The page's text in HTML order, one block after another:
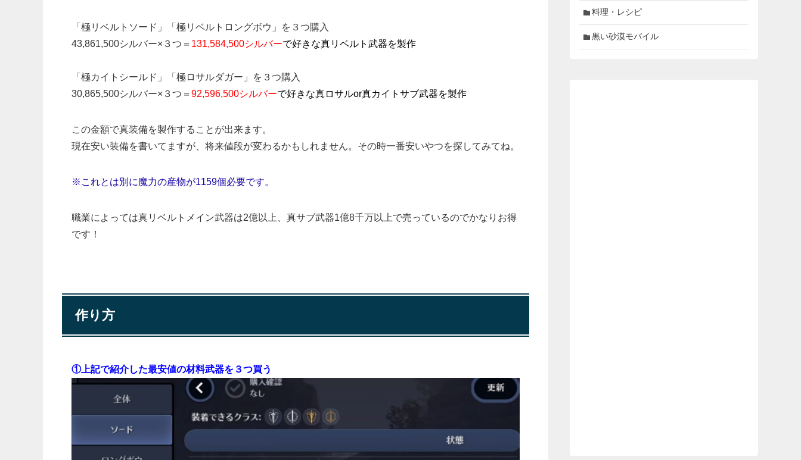
「極リベルトソード」「極リベルトロングボウ」を３つ購入
43,861,500シルバー×３つ＝ 131,584,500シルバーで好きな真リベルト武器を製作
「極カイトシールド」「極ロサルダガー」を３つ購入
30,865,500シルバー×３つ＝ 92,596,500シルバーで好きな真ロサルor真カイトサブ武器を製作
この金額で真装備を製作することが出来ます。
現在安い装備を書いてますが、将来値段が変わるかもしれません。その時一番安いやつを探してみてね。
※これとは別に魔力の産物が1159個必要です。
職業によっては真リベルトメイン武器は2億以上、真サブ武器1億8千万以上で売っているのでかなりお得
です！
作り方
①上記で紹介した最安値の材料武器を３つ買う
料理・レシピ
黒い砂漠モバイル